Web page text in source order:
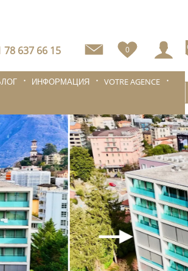
78 637 66 15 0
ИНФОРМАЦИЯ
VOTRE AGENCE